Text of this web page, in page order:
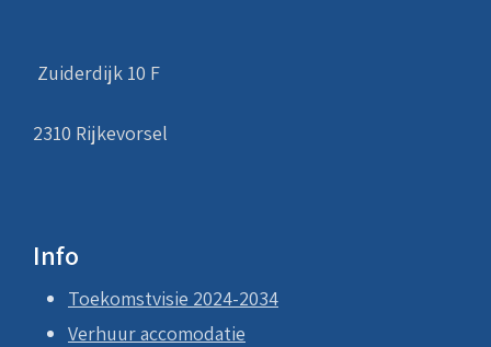
Zuiderdijk 10 F
2310 Rijkevorsel
Info
Toekomstvisie 2024-2034
Verhuur accomodatie